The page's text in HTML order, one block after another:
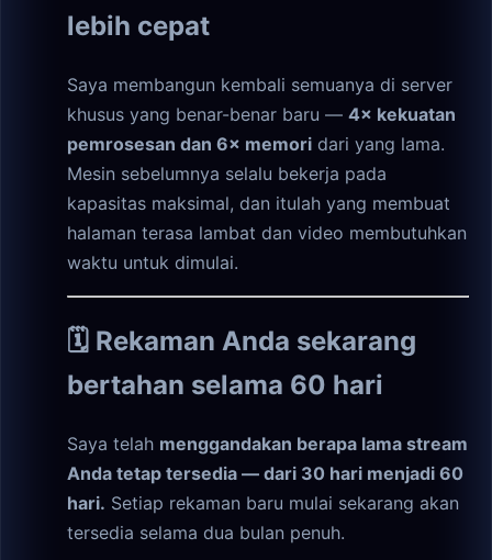
lebih cepat
Saya membangun kembali semuanya di server
khusus yang benar-benar baru — 4× kekuatan
pemrosesan dan 6× memori dari yang lama.
Mesin sebelumnya selalu bekerja pada
kapasitas maksimal, dan itulah yang membuat
halaman terasa lambat dan video membutuhkan
waktu untuk dimulai.
🗓️ Rekaman Anda sekarang
bertahan selama 60 hari
Saya telah menggandakan berapa lama stream
Anda tetap tersedia — dari 30 hari menjadi 60
hari. Setiap rekaman baru mulai sekarang akan
tersedia selama dua bulan penuh.